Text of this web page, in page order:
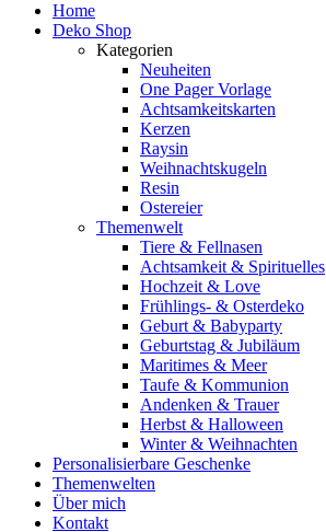
Home
Deko Shop
Kategorien
Neuheiten
One Pager Vorlage
Achtsamkeitskarten
Kerzen
Raysin
Weihnachtskugeln
Resin
Ostereier
Themenwelt
Tiere & Fellnasen
Achtsamkeit & Spirituelles
Hochzeit & Love
Frühlings- & Osterdeko
Geburt & Babyparty
Geburtstag & Jubiläum
Maritimes & Meer
Taufe & Kommunion
Andenken & Trauer
Herbst & Halloween
Winter & Weihnachten
Personalisierbare Geschenke
Themenwelten
Über mich
Kontakt